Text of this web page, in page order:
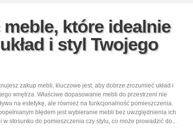
podzielić
na
etapy
urządzania
uniknąć
typowych
pułapek
które idealnie
i styl Twojego
zakup mebli, kluczowe jest, aby dobrze zrozumieć układ i
wnętrza. Właściwe dopasowanie mebli do przestrzeni nie
na estetykę, ale również na funkcjonalność pomieszczenia.
błędem jest wybieranie mebli bez uwzględnienia ich
w stosunku do pomieszczenia czy stylu, co może prowadzić do...